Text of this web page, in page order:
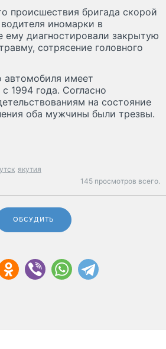
происшествия бригада скорой
иномарки в
ему диагностировали закрытую
сотрясение головного
автомобиля имеет
1994 года. Согласно
на состояние
оба мужчины были трезвы.
якутия
145 просмотров всего.
ОБСУДИТЬ